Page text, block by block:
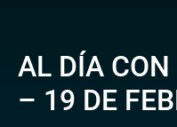
AL DÍA CON
– 19 DE